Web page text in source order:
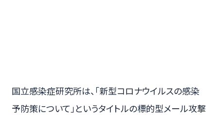
国立感染症研究所は、「新型コロナウイルスの感染
予防策について」というタイトルの標的型メール攻撃